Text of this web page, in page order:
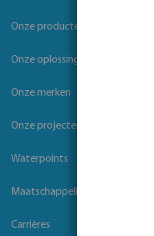
Onze producten
Onze oplossingen
Onze merken
Onze projecten
Waterpoints
Maatschappelijk verantwoord
Carrières